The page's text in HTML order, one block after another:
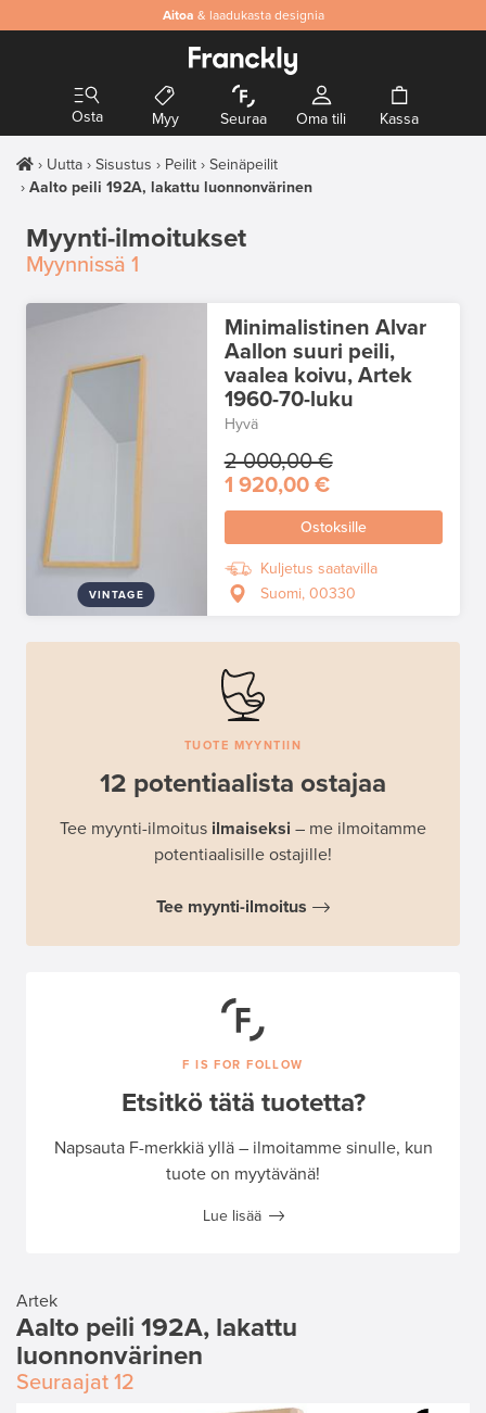
Aitoa & laadukasta designia
Osta Myy Seuraa Oma tili Kassa
Uutta Sisustus Peilit
Seinäpeilit
Aalto peili 192A, lakattu luonnonvärinen
Artek
Aalto peili 192A, lakattu
luonnonvärinen
Seuraajat 12
Myynti-ilmoitukset
Myynnissä 1
VINTAGE
Minimalistinen Alvar
Aallon suuri peili,
vaalea koivu, Artek
1960-70-luku
Hyvä
2 000,00 €
1 920,00 €
Ostoksille
Kuljetus saatavilla
Suomi, 00330
TUOTE MYYNTIIN
12 potentiaalista ostajaa
Tee myynti-ilmoitus ilmaiseksi – me ilmoitamme
potentiaalisille ostajille!
Tee myynti-ilmoitus
F IS FOR FOLLOW
Etsitkö tätä tuotetta?
Napsauta F-merkkiä yllä – ilmoitamme sinulle, kun
tuote on myytävänä!
Lue lisää